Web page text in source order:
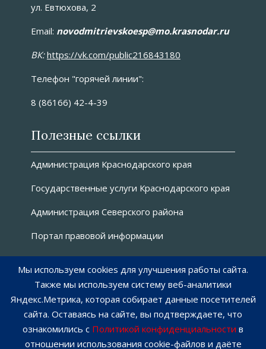
ул. Евтюхова, 2
Email: novоdmitrievskoesp@mo.krasnodar.ru
ВК: https://vk.com/public216843180
Телефон "горячей линии":
8 (86166) 42-4-39
Полезные ссылки
Администрация Краснодарского края
Государственные услуги Краснодарского края
Администрация Северского района
Портал правовой информации
О сайте
Как пользоваться сайтом
Карта сайта
Обработка персональных данных
Мы используем cookies для улучшения работы сайта.
Также мы используем систему веб-аналитики
Яндекс.Метрика, которая собирает данные посетителей
сайта. Оставаясь на сайте, вы подтверждаете, что
ознакомились с Политикой конфиденциальности в
отношении использования cookie-файлов и даёте